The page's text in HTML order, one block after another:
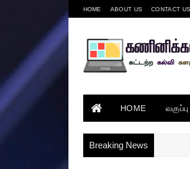
HOME ABOUT US CONTACT US
HOME வகுப்பு
Breaking News